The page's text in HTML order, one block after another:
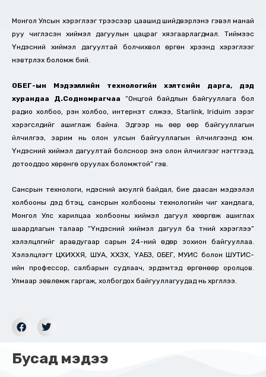
Монгол Улсын хэрэглээг түрээсээр цаашид шийдвэрлэнэ гэвэл манай
руу чиглэсэн хиймэл дагуулын цацраг хязгаарлагдмал. Тиймээс
Үндэсний хиймэл дагуултай болчихвол өргөн хүрээнд хэрэглээг
нэвтрүүлэх боломж бий.
ОБЕГ-ын Мэдээллийн технологийн хэлтсийн дарга, дэд
хурандаа Д.Содномрагчаа “Онцгой байдлын байгууллага бол
радио холбоо, үүрэн холбоо, интернэт сүлжээ, Starlink, Iriduim зэрэг
хэрэгслүүдийг ашиглаж байна. Эдгээр нь өөр өөр байгууллагын
үйлчилгээ, зарим нь олон улсын байгууллагын үйлчилгээнүүд юм.
Үндэсний хиймэл дагуултай болсноор энэ олон үйлчилгээг нэгтгээд,
дотооддоо хөрөнгө оруулах боломжтой” гэв.
Сансрын технологи, үндэсний аюулгүй байдал, бие даасан мэдээлэл
холбооны дэд бүтэц, сансрын холбооны технологийн чиг хандлага,
Монгол Улс харилцаа холбооны хиймэл дагуул хөөргөж ашиглах
шаардлагын талаар “Үндэсний хиймэл дагуул ба түүний хэрэглээ”
хэлэлцүүлгийг аравдугаар сарын 24-ний өдөр зохион байгууллаа.
Хэлэлцүүлэгт ЦХИХХЯ, ШУА, ХХЗХ, ҮАБЗ, ОБЕГ, МУИС болон ШУТИС-
ийн профессор, салбарын судлаач, эрдэмтэд өргөнөөр оролцов.
Улмаар зөвлөмж гаргаж, холбогдох байгууллагуудад нь хүргүүллээ.
Бусад мэдээ